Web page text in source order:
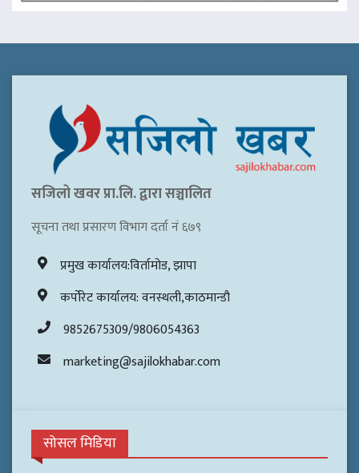
सजिलो खवर प्रा.लि. द्वारा सञ्चालित
सूचना तथा प्रसारण विभाग दर्ता नं ६७९
प्रमुख कार्यालय:विर्तामोड, झापा
कर्पोरेट कार्यालय: वनस्थली,काठमान्डौ
9852675309/9806054363
marketing@sajilokhabar.com
सोसल मिडिया